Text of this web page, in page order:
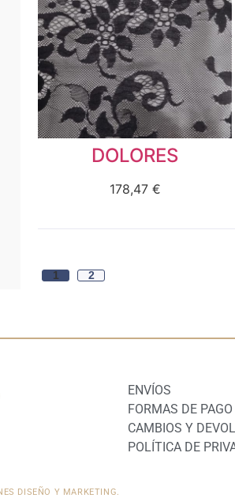
DOLORES
178,47 €
1 2
ENVÍOS
FORMAS DE PAGO
CAMBIOS Y
POLÍTICA DE
DISEÑO Y MARKETING.